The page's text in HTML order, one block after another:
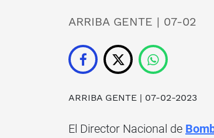
ARRIBA GENTE | 07-02
ARRIBA GENTE | 07-02-2023
El Director Nacional de